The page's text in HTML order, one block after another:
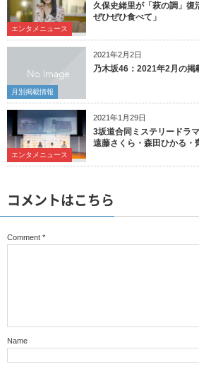
エンタメニュース
久保史緒里が「萩の調」復
ぜひぜひ食べて」
2021年2月2日
月別掲載情報
乃木坂46：2021年2月の掲
2021年1月29日
エンタメニュース
3坂道合同ミステリードラ
遠藤さくら・森田ひかる・
コメントはこちら
Comment *
Name